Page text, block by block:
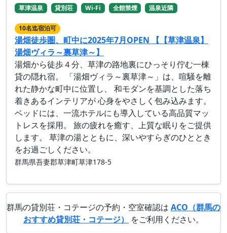
草津温泉 貸別荘 Wi-Fi 全館禁煙 温泉近隣
10名迄宿泊可
湯畑徒歩圏、町中に2025年7月OPEN 【【草津温泉】
湯畑ヴィラ～裏草津～】
湯畑から徒歩４分、草津の路地裏にひっそり佇む一棟
貸の隠れ宿。 「湯畑ヴィラ～裏草津～」は、喧騒を離
れた静かな町中に位置し、 和モダンを基調とした落ち
着きあるインテリアが 心身をやさしく包み込みます。
ベッドには、一流ホテルにも導入している高品質マッ
トレスを採用。 旅の疲れを癒す、上質な眠りをご提供
します。 草津の湯とともに、深いやすらぎのひととき
をお過ごしください。
群馬県吾妻郡草津町草津178-5
群馬の貸別荘・コテージの予約・空室確認は ACO（群馬の
おすすめ貸別荘・コテージ）
をご利用ください。